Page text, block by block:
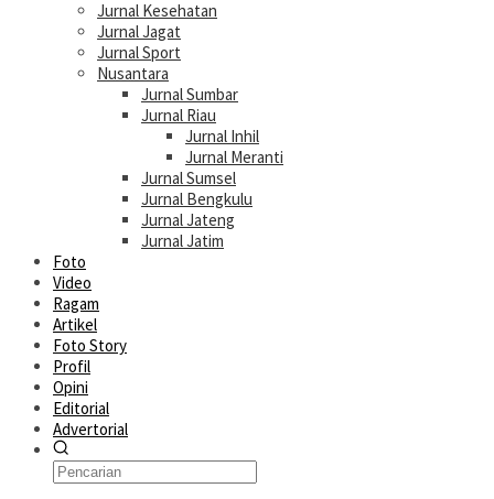
Jurnal Kesehatan
Jurnal Jagat
Jurnal Sport
Nusantara
Jurnal Sumbar
Jurnal Riau
Jurnal Inhil
Jurnal Meranti
Jurnal Sumsel
Jurnal Bengkulu
Jurnal Jateng
Jurnal Jatim
Foto
Video
Ragam
Artikel
Foto Story
Profil
Opini
Editorial
Advertorial